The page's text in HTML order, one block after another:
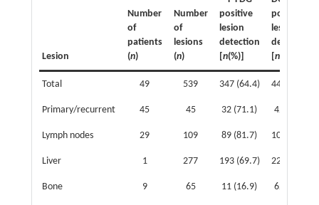
Lesion
Number
of
patients
(n)
Number
of
lesions
(n)
positive
lesion
detection
[n(%)]
positive
lesion
detection
[n(%)]
Total 49 539 347 (64.4) 447 (82.9)
Primary/recurrent 45 45 32 (71.1) 42 (93.3)
Lymph nodes 29 109 89 (81.7) 107 (98.2)
Liver 1 277 193 (69.7) 220 (79.4)
Bone 9 65 11 (16.9) 62 (95.4)